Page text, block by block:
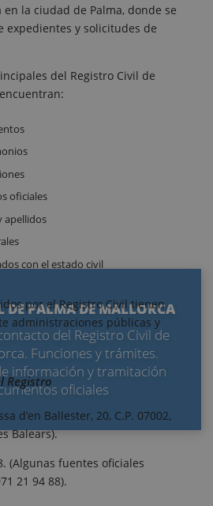
DE PALMA DE MALLORCA
del Registro Civil de
Funciones y trámites.
información y tramitación
oficiales
la ciudad de Palma, donde se
expedientes y solicitudes de
del Registro Civil de
oficiales
apellidos
con el estado civil
por el Registro Civil tienen
administraciones públicas y
Registro
d’en Ballester, 20, C.P. 07002,
Balears).
(Algunas fuentes oficiales
21 94 88).